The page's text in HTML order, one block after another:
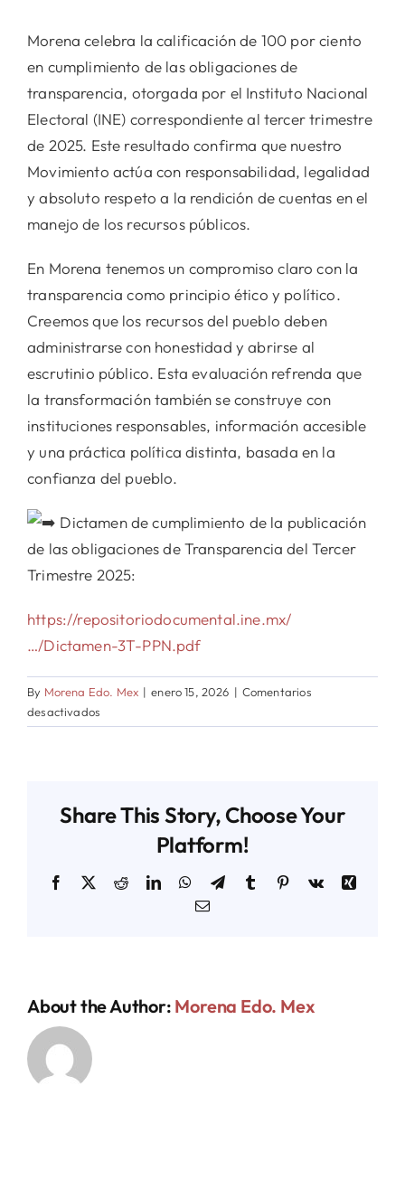
Morena celebra la calificación de 100 por ciento
en cumplimiento de las obligaciones de
transparencia, otorgada por el Instituto Nacional
Electoral (INE) correspondiente al tercer trimestre
de 2025. Este resultado confirma que nuestro
Movimiento actúa con responsabilidad, legalidad
y absoluto respeto a la rendición de cuentas en el
manejo de los recursos públicos.
En Morena tenemos un compromiso claro con la
transparencia como principio ético y político.
Creemos que los recursos del pueblo deben
administrarse con honestidad y abrirse al
escrutinio público. Esta evaluación refrenda que
la transformación también se construye con
instituciones responsables, información accesible
y una práctica política distinta, basada en la
confianza del pueblo.
Dictamen de cumplimiento de la publicación
de las obligaciones de Transparencia del Tercer
Trimestre 2025:
https://repositoriodocumental.ine.mx/
…/Dictamen-3T-PPN.pdf
By Morena Edo. Mex | enero 15, 2026 | Comentarios
desactivados
MORENA
CIENTO
CUMPLIMIENTO
TRANSPARENCIA,
Share This Story, Choose Your
Platform!
Facebook
X RedditLinkedInWhatsApp
TelegramTumblr Pinterest
Vk
Xing
Email
About the Author: Morena Edo. Mex